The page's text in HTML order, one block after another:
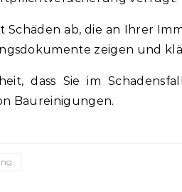
Schäden ab, die an Ihrer
zeigen und
dass Sie im
Baureinigungen.